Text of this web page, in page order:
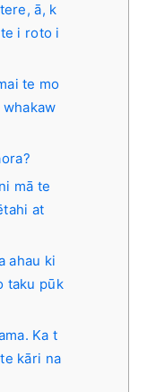
ā, k
i roto i
te mo
mā te
at
ahau ki
taku pūk
Ka t
kāri na